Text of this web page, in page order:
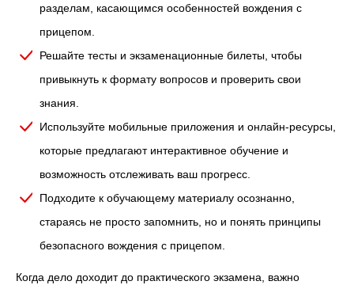
разделам, касающимся особенностей вождения с
прицепом.
Решайте тесты и экзаменационные билеты, чтобы
привыкнуть к формату вопросов и проверить свои
знания.
Используйте мобильные приложения и онлайн-ресурсы,
которые предлагают интерактивное обучение и
возможность отслеживать ваш прогресс.
Подходите к обучающему материалу осознанно,
стараясь не просто запомнить, но и понять принципы
безопасного вождения с прицепом.
Когда дело доходит до практического экзамена, важно